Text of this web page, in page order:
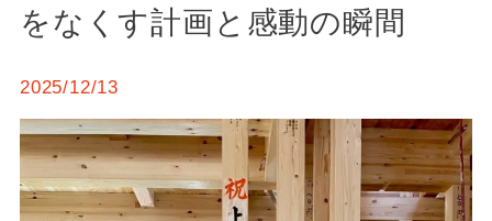
をなくす計画と感動の瞬間
2025/12/13